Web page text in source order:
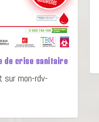
de crise sanitaire
sur mon-rdv-